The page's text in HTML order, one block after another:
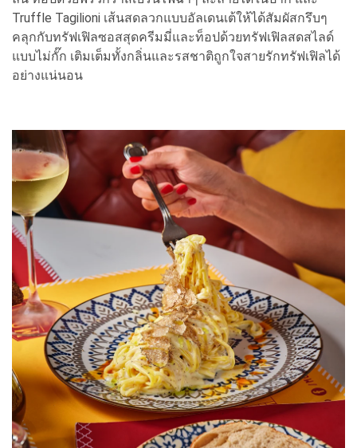
Truffle Tagilioni เส้นสดลวกแบบอัลเดนเต้ให้ได้สัมผัสกรึบๆ
คลุกกับทรัฟเฟิลซอสสุดครีมมี่และท็อปด้วยทรัฟเฟิลสดสไลด์
แบบไม่กั๊ก เติมเต็มทั้งกลิ่นและรสชาติถูกใจสายรักทรัฟเฟิลได้
อย่างแน่นอน